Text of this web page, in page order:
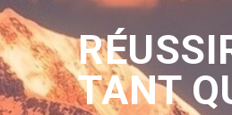
TANT